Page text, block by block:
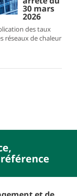
30 mars
2026
des taux
réseaux de chaleur